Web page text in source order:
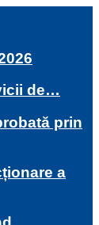
de…
prin
a